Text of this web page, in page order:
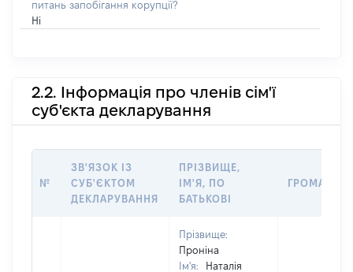
питань запобігання корупції?
Ні
2.2. Інформація про членів сім'ї
суб'єкта декларування
№
ЗВ'ЯЗОК ІЗ
СУБ'ЄКТОМ
ДЕКЛАРУВАННЯ
ПРІЗВИЩЕ,
ІМ'Я, ПО
БАТЬКОВІ
Прізвище:
Проніна
Ім'я:
Наталія